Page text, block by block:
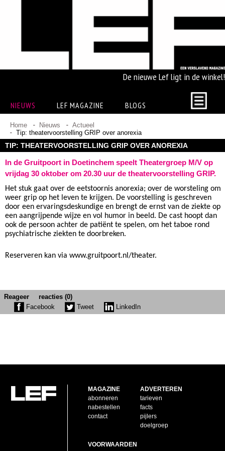
De nieuwe Lef ligt in de winkel!
NIEUWS LEF MAGAZINE BLOGS
Home Nieuws
Actueel
Tip: theatervoorstelling GRIP over anorexia
TIP: THEATERVOORSTELLING GRIP OVER ANOREXIA
In de Gruitpoort in Doetinchem speelt Theatergroep M/V op
vrijdag 30 oktober om 20.30 uur de theatervoorstelling GRIP.
Het stuk gaat over de eetstoornis anorexia; over de worsteling om
weer grip op het leven te krijgen. De voorstelling is geschreven
door een ervaringsdeskundige en brengt de ernst van de ziekte op
een aangrijpende wijze en vol humor in beeld. De cast hoopt dan
ook de persoon achter de patiënt te spelen, om het taboe rond
psychiatrische ziekten te doorbreken.
Reserveren kan via www.gruitpoort.nl/theater.
Reageer
reacties (0)
Facebook
Tweet LinkedIn
MAGAZINE
abonneren
nabestellen
contact
ADVERTEREN
tarieven
facts
pijlers
doelgroep
VOORWAARDEN